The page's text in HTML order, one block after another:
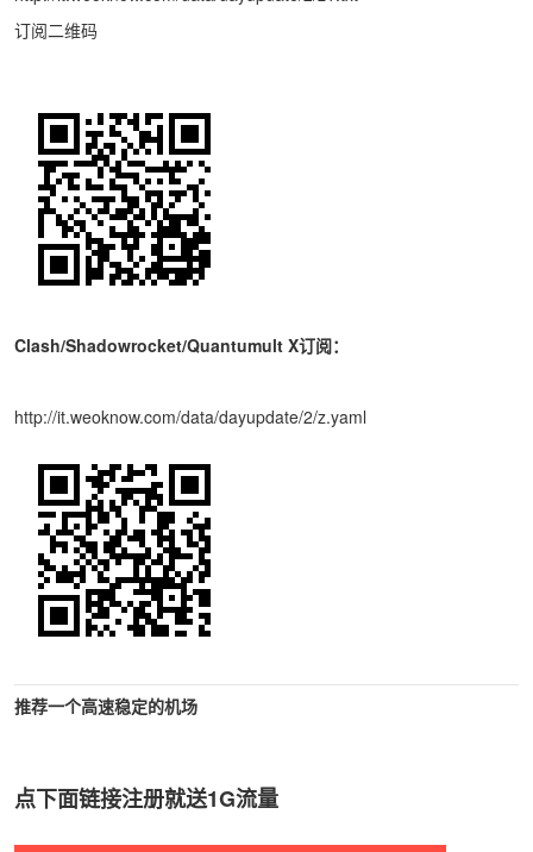
订阅二维码
Clash/Shadowrocket/Quantumult X订阅：
http://it.weoknow.com/data/dayupdate/2/z.yaml
推荐一个高速稳定的机场
点下面链接注册就送1G流量